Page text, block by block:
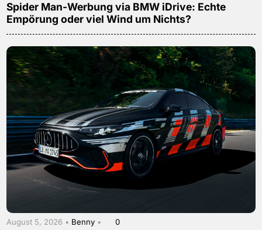
Spider Man-Werbung via BMW iDrive: Echte
Empörung oder viel Wind um Nichts?
August 5, 2026 • Benny • 0